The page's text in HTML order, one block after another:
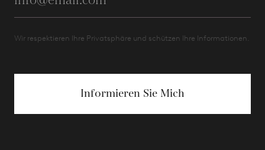
Wir respektieren Ihre Privatsphäre und schützen Ihre Informationen.
Informieren Sie Mich